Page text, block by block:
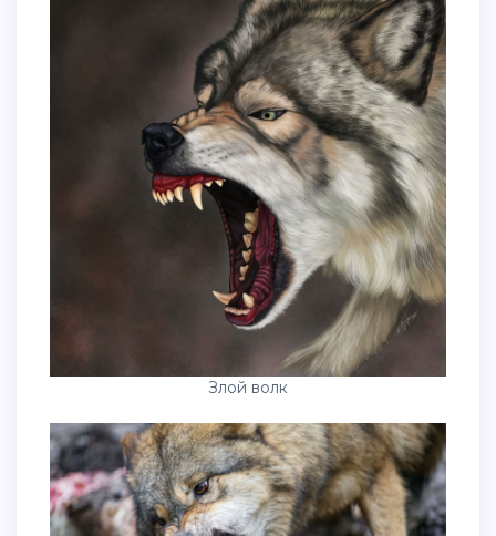
Злой волк